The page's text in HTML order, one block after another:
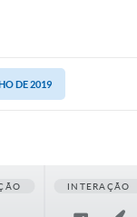
DE 2019
INTERAÇÃO